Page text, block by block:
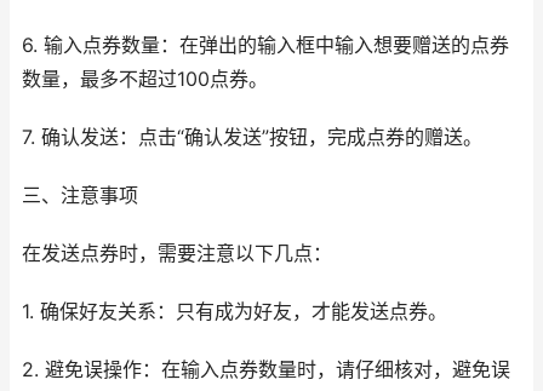
6. 输入点券数量：在弹出的输入框中输入想要赠送的点券
数量，最多不超过100点券。
7. 确认发送：点击“确认发送”按钮，完成点券的赠送。
三、注意事项
在发送点券时，需要注意以下几点：
1. 确保好友关系：只有成为好友，才能发送点券。
2. 避免误操作：在输入点券数量时，请仔细核对，避免误